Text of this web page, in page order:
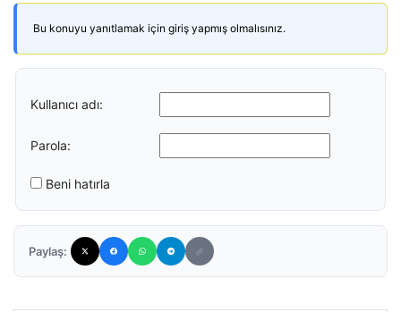
Bu konuyu yanıtlamak için giriş yapmış olmalısınız.
Kullanıcı adı:
Parola:
Beni hatırla
Paylaş: